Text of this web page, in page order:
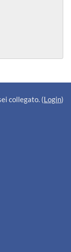
collegato. (Login)